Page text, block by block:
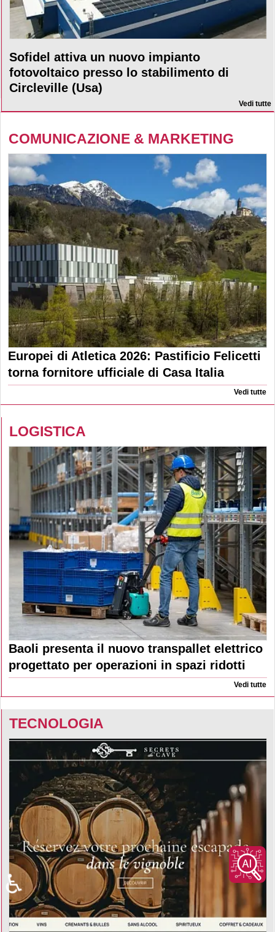
Sofidel attiva un nuovo impianto
fotovoltaico presso lo stabilimento di
Circleville (Usa)
Vedi tutte
COMUNICAZIONE & MARKETING
Europei di Atletica 2026: Pastificio Felicetti
torna fornitore ufficiale di Casa Italia
Vedi tutte
LOGISTICA
Baoli presenta il nuovo transpallet elettrico
progettato per operazioni in spazi ridotti
Vedi tutte
TECNOLOGIA